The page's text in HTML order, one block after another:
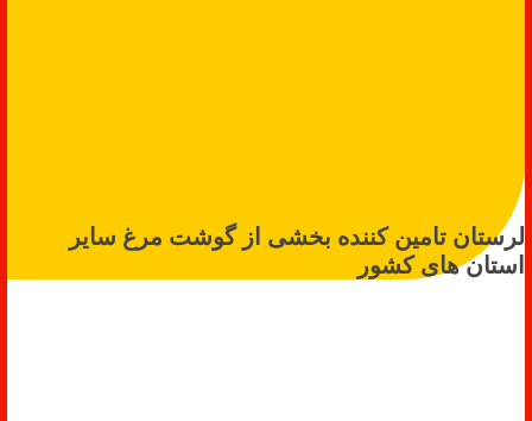
لرستان تامین کننده بخشی از گوشت مرغ سایر
استان های کشور